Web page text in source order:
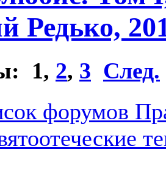
Редько,
1, 2, 3 След.
форумов